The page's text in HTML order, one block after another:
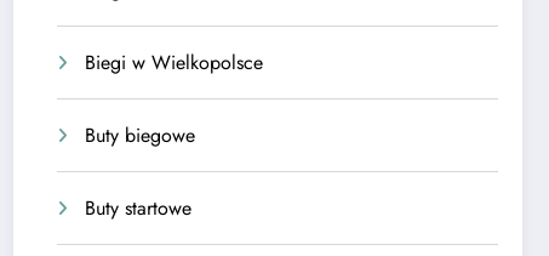
Biegi w Wielkopolsce
Buty biegowe
Buty startowe